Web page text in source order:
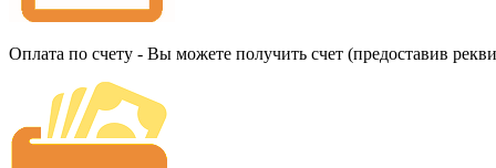
Оплата по счету - Вы можете получить счет (предоставив